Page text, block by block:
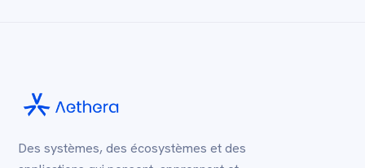
Des systèmes, des écosystèmes et des